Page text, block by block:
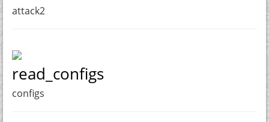
attack2
read_configs
configs